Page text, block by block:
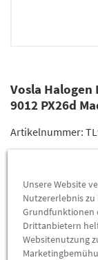
Vosla Halogen
9012 PX26d
Artikelnummer:
Preis inkl.
Unsere Website
Nutzererlebnis zu
Grundfunktionen
Drittanbietern
Websitenutzung